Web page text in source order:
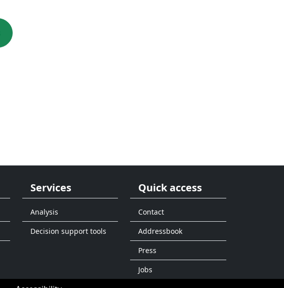
Services
Analysis
Decision support tools
Quick access
Contact
Addressbook
Press
Jobs